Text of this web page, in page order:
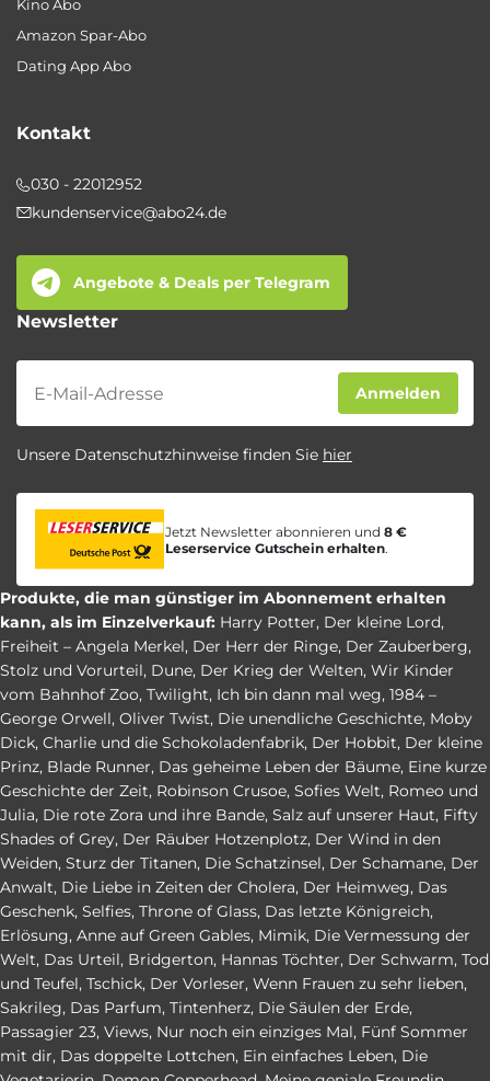
Kino Abo
Amazon Spar-Abo
Dating App Abo
Kontakt
030 - 22012952
kundenservice@abo24.de
Angebote & Deals per Telegram
Newsletter
Newsletter
Anmelden
Unsere Datenschutzhinweise finden Sie hier
Jetzt Newsletter abonnieren und 8 €
Leserservice Gutschein erhalten.
Produkte, die man günstiger im Abonnement erhalten
kann, als im Einzelverkauf: Harry Potter, Der kleine Lord,
Freiheit – Angela Merkel, Der Herr der Ringe, Der Zauberberg,
Stolz und Vorurteil, Dune, Der Krieg der Welten, Wir Kinder
vom Bahnhof Zoo, Twilight, Ich bin dann mal weg, 1984 –
George Orwell, Oliver Twist, Die unendliche Geschichte, Moby
Dick, Charlie und die Schokoladenfabrik, Der Hobbit, Der kleine
Prinz, Blade Runner, Das geheime Leben der Bäume, Eine kurze
Geschichte der Zeit, Robinson Crusoe, Sofies Welt, Romeo und
Julia, Die rote Zora und ihre Bande, Salz auf unserer Haut, Fifty
Shades of Grey, Der Räuber Hotzenplotz, Der Wind in den
Weiden, Sturz der Titanen, Die Schatzinsel, Der Schamane, Der
Anwalt, Die Liebe in Zeiten der Cholera, Der Heimweg, Das
Geschenk, Selfies, Throne of Glass, Das letzte Königreich,
Erlösung, Anne auf Green Gables, Mimik, Die Vermessung der
Welt, Das Urteil, Bridgerton, Hannas Töchter, Der Schwarm, Tod
und Teufel, Tschick, Der Vorleser, Wenn Frauen zu sehr lieben,
Sakrileg, Das Parfum, Tintenherz, Die Säulen der Erde,
Passagier 23, Views, Nur noch ein einziges Mal, Fünf Sommer
mit dir, Das doppelte Lottchen, Ein einfaches Leben, Die